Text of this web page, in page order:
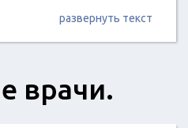
развернуть текст
врачи.